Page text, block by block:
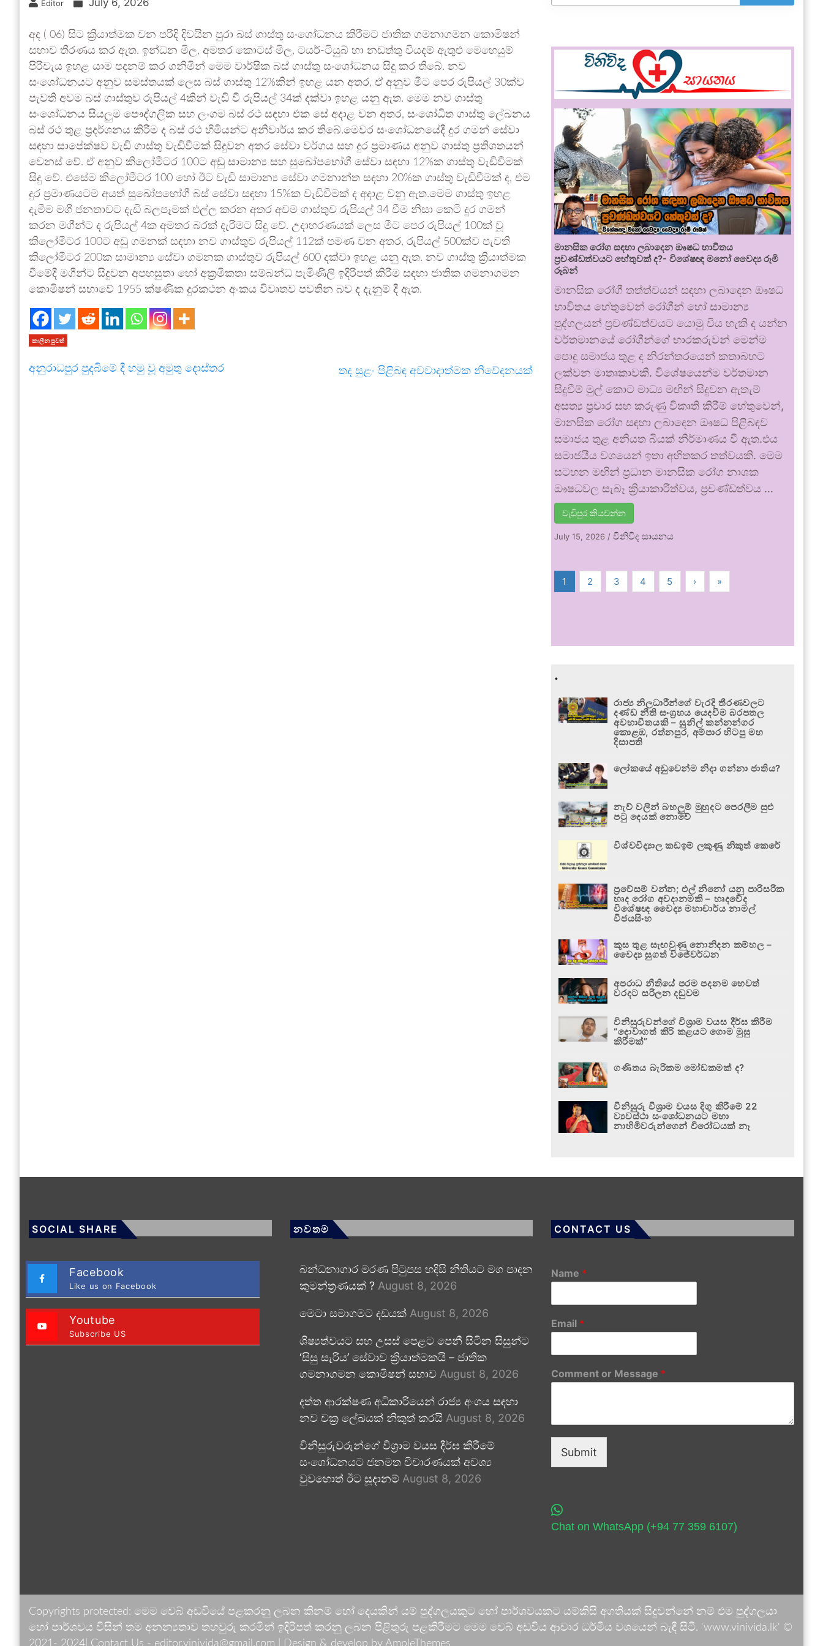
Editor July 6, 2026
අද ( 06) සිට ක්‍රියාත්මක වන පරිදි දිවයින පුරා බස් ගාස්තු සංශෝධනය කිරීමට ජාතික ගමනාගමන කොමිෂන්
සභාව තීරණය කර ඇත. ඉන්ධන මිල, අමතර කොටස් මිල, ටයර්-ටියුබ් හා නඩත්තු වියදම් ඇතුළු මෙහෙයුම්
පිරිවැය ඉහළ යාම පදනම් කර ගනිමින් මෙම වාර්ෂික බස් ගාස්තු සංශෝධනය සිදු කර තිබේ. නව
සංශෝධනයට අනුව සමස්තයක් ලෙස බස් ගාස්තු 12%කින් ඉහළ යන අතර, ඒ අනුව මීට පෙර රුපියල් 30ක්ව
පැවති අවම බස් ගාස්තුව රුපියල් 4කින් වැඩි වී රුපියල් 34ක් දක්වා ඉහළ යනු ඇත. මෙම නව ගාස්තු
සංශෝධනය සියලුම පෞද්ගලික සහ ලංගම බස් රථ සඳහා එක සේ අදාළ වන අතර, සංශෝධිත ගාස්තු ලේඛනය
බස් රථ තුළ ප්‍රදර්ශනය කිරීම ද බස් රථ හිමියන්ට අනිවාර්ය කර තිබේ.මෙවර සංශෝධනයේදී දුර ගමන් සේවා
සඳහා සාපේක්ෂව වැඩි ගාස්තු වැඩිවීමක් සිදුවන අතර සේවා වර්ගය සහ දුර ප්‍රමාණය අනුව ගාස්තු ප්‍රතිශතයන්
වෙනස් වේ. ඒ අනුව කිලෝමීටර 100ට අඩු සාමාන්‍ය සහ සුඛෝපභෝගී සේවා සඳහා 12%ක ගාස්තු වැඩිවීමක්
සිදු වේ. එසේම කිලෝමීටර 100 හෝ ඊට වැඩි සාමාන්‍ය සේවා ගමනාන්ත සඳහා 20%ක ගාස්තු වැඩිවීමක් ද, එම
දුර ප්‍රමාණයටම අයත් සුඛෝපභෝගී බස් සේවා සඳහා 15%ක වැඩිවීමක් ද අදාළ වනු ඇත.මෙම ගාස්තු ඉහළ
දැමීම මගී ජනතාවට දැඩි බලපෑමක් එල්ල කරන අතර අවම ගාස්තුව රුපියල් 34 වීම නිසා කෙටි දුර ගමන්
කරන මගීන්ට ද රුපියල් 4ක අමතර බරක් දැරීමට සිදු වේ. උදාහරණයක් ලෙස මීට පෙර රුපියල් 100ක් වූ
කිලෝමීටර 100ට අඩු ගමනක් සඳහා නව ගාස්තුව රුපියල් 112ක් පමණ වන අතර, රුපියල් 500ක්ව පැවති
කිලෝමීටර 200ක සාමාන්‍ය සේවා ගමනක ගාස්තුව රුපියල් 600 දක්වා ඉහළ යනු ඇත. නව ගාස්තු ක්‍රියාත්මක
වීමේදී මගීන්ට සිදුවන අපහසුතා හෝ අක්‍රමිකතා සම්බන්ධ පැමිණිලි ඉදිරිපත් කිරීම සඳහා ජාතික ගමනාගමන
කොමිෂන් සභාවේ 1955 ක්ෂණික දුරකථන අංකය විවෘතව පවතින බව ද දැනුම් දී ඇත.
කාලීන පුවත්
අනුරාධපුර පුදබිමේ දී හමු වූ අමුතු දොස්තර තද සුළං පිළිබඳ අවවාදාත්මක නිවේදනයක්
මානසික රෝග සඳහා ලබාදෙන ඖෂධ භාවිතය
ප්‍රචණ්ඩත්වයට හේතුවක් ද?- විශේෂඥ මනෝ වෛද්‍ය රූමි
රූබන්
මානසික රෝගී තත්ත්වයන් සඳහා ලබාදෙන ඖෂධ
භාවිතය හේතුවෙන් රෝගීන් හෝ සාමාන්‍ය
පුද්ගලයන් ප්‍රචණ්ඩත්වයට යොමු විය හැකි ද යන්න
වර්තමානයේ රෝගීන්ගේ භාරකරුවන් මෙන්ම
පොදු සමාජය තුළ ද නිරන්තරයෙන් කතාබහට
ලක්වන මාතෘකාවකි. විශේෂයෙන්ම වර්තමාන
සිදුවීම් මුල් කොට මාධ්‍ය මඟින් සිදුවන ඇතැම්
අසත්‍ය ප්‍රචාර සහ කරුණු විකෘති කිරීම් හේතුවෙන්,
මානසික රෝග සඳහා ලබාදෙන ඖෂධ පිළිබඳව
සමාජය තුළ අනියත බියක් නිර්මාණය වී ඇත.එය
සමාජයීය වශයෙන් ඉතා අහිතකර තත්වයකි. මෙම
සටහන මඟින් ප්‍රධාන මානසික රෝග නාශක
ඖෂධවල සැබෑ ක්‍රියාකාරීත්වය, ප්‍රචණ්ඩත්වය …
වැඩිපුර කියවන්න
July 15, 2026 /විනිවිද සායනය
1 2 3 4 5 › »
.
රාජ්‍ය නිලධාරීන්ගේ වැරදි තීරණවලට
දණ්ඩ නීති සංග්‍රහය යෙදවීම බරපතල
අවභාවිතයකි – සුනිල් කන්නන්ගර
කොළඹ, රත්නපුර, අම්පාර හිටපු මහ
දිසාපති
ලෝකයේ අඩුවෙන්ම නිදා ගන්නා ජාතිය?
නැව් වලින් බහලුම් මුහුදට පෙරලීම සුළු
පටු දෙයක් නොවේ
විශ්වවිද්‍යාල කඩඉම් ලකුණු නිකුත් කෙරේ
ප්‍රවේසම් වන්න; එල් නිනෝ යනු පාරිසරික
හෘද රෝග අවදානමකි – හෘදවේද
විශේෂඥ වෛද්‍ය මහාචාර්ය නාමල්
විජයසිංහ
කුස තුළ සැඟවුණු නොනිදන කම්හල –
වෛද්‍ය සුගත් විජේවර්ධන
අපරාධ නීතියේ පරම පදනම හෙවත්
වරදට සරිලන දඬුවම
විනිසුරුවන්ගේ විශ්‍රාම වයස දීර්ඝ කිරීම
“දොවාගත් කිරි කළයට ගොම මුසු
කිරීමක්”
ගණිතය බැරිකම මෝඩකමක් ද?
විනිසුරු විශ්‍රාම වයස දිගු කිරීමේ 22
ව්‍යවස්ථා සංශෝධනයට මහා
නාහිමිවරුන්ගෙන් විරෝධයක් නෑ
SOCIAL SHARE
Facebook
Like us on Facebook
Youtube
Subscribe US
නවතම
බන්ධනාගාර මරණ පිටුපස හදිසි නීතියට මග පාදන
කුමන්ත්‍රණයක් ? August 8, 2026
මෙටා සමාගමට දඩයක් August 8, 2026
ශිෂ්‍යත්වයට සහ උසස් පෙළට පෙනී සිටින සිසුන්ට
‘සිසු සැරිය’ සේවාව ක්‍රියාත්මකයි – ජාතික
ගමනාගමන කොමිෂන් සභාව August 8, 2026
දත්ත ආරක්ෂණ අධිකාරියෙන් රාජ්‍ය අංශය සඳහා
නව චක්‍ර ලේඛයක් නිකුත් කරයි August 8, 2026
විනිසුරුවරුන්ගේ විශ්‍රාම වයස දීර්ඝ කිරීමේ
සංශෝධනයට ජනමත විචාරණයක් අවශ්‍ය
වුවහොත් ඊට සූදානම් August 8, 2026
CONTACT US
Name *
Email *
Comment or Message *
Submit
Chat on WhatsApp (+94 77 359 6107)
Copyrights protected: මෙම වෙබ් අඩවියේ පළකරනු ලබන කිනම් හෝ දෙයකින් යම් පුද්ගලයකුට හෝ පාර්ශවයකට යම්කිසි අගතියක් සිදුවන්නේ නම් එම පුද්ගලයා
හෝ පාර්ශවය විසින් තම අනන්‍යතාව තහවුරු කරමින් ඉදිරිපත් කරනු ලබන පිළිතුරු පළකිරීමට මෙම වෙබ් අඩවිය ආචාර ධර්මීය වශයෙන් බැඳී සිටී. 'www.vinivida.lk' ©
2021- 2024| Contact Us - editor.vinivida@gmail.com |
Design & develop by AmpleThemes